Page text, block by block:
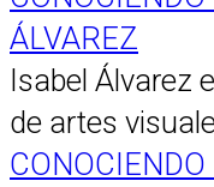
ÁLVAREZ
Isabel Álvarez
de artes